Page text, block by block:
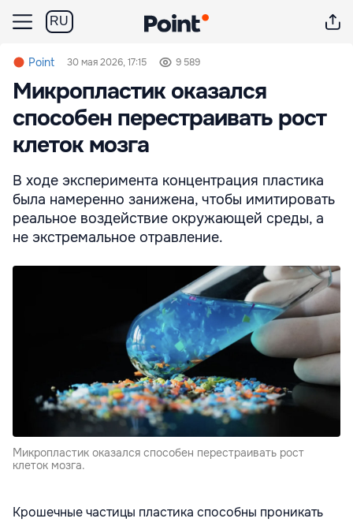
RU
Point 30 мая 2026, 17:15 9 589
Микропластик оказался
способен перестраивать рост
клеток мозга
В ходе эксперимента концентрация пластика
была намеренно занижена, чтобы имитировать
реальное воздействие окружающей среды, а
не экстремальное отравление.
Микропластик оказался способен перестраивать рост
клеток мозга.
Крошечные частицы пластика способны проникать